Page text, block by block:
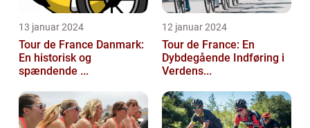
13 januar 2024
Tour de France Danmark:
En historisk og
spændende ...
12 januar 2024
Tour de France: En
Dybdegående Indføring i
Verdens...